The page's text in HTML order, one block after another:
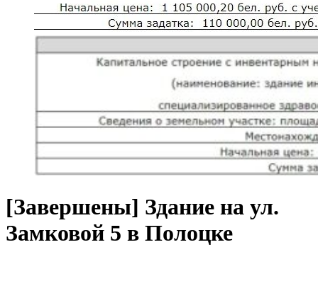
[Завершены] Здание на ул.
Замковой 5 в Полоцке